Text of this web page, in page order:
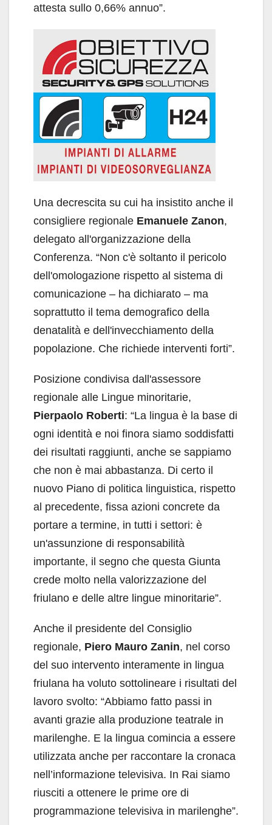
attesta sullo 0,66% annuo”.
Una decrescita su cui ha insistito anche il
consigliere regionale Emanuele Zanon,
delegato all'organizzazione della
Conferenza. “Non c'è soltanto il pericolo
dell'omologazione rispetto al sistema di
comunicazione – ha dichiarato – ma
soprattutto il tema demografico della
denatalità e dell'invecchiamento della
popolazione. Che richiede interventi forti”.
Posizione condivisa dall'assessore
regionale alle Lingue minoritarie,
Pierpaolo Roberti: “La lingua è la base di
ogni identità e noi finora siamo soddisfatti
dei risultati raggiunti, anche se sappiamo
che non è mai abbastanza. Di certo il
nuovo Piano di politica linguistica, rispetto
al precedente, fissa azioni concrete da
portare a termine, in tutti i settori: è
un'assunzione di responsabilità
importante, il segno che questa Giunta
crede molto nella valorizzazione del
friulano e delle altre lingue minoritarie”.
Anche il presidente del Consiglio
regionale, Piero Mauro Zanin, nel corso
del suo intervento interamente in lingua
friulana ha voluto sottolineare i risultati del
lavoro svolto: “Abbiamo fatto passi in
avanti grazie alla produzione teatrale in
marilenghe. E la lingua comincia a essere
utilizzata anche per raccontare la cronaca
nell’informazione televisiva. In Rai siamo
riusciti a ottenere le prime ore di
programmazione televisiva in marilenghe”.